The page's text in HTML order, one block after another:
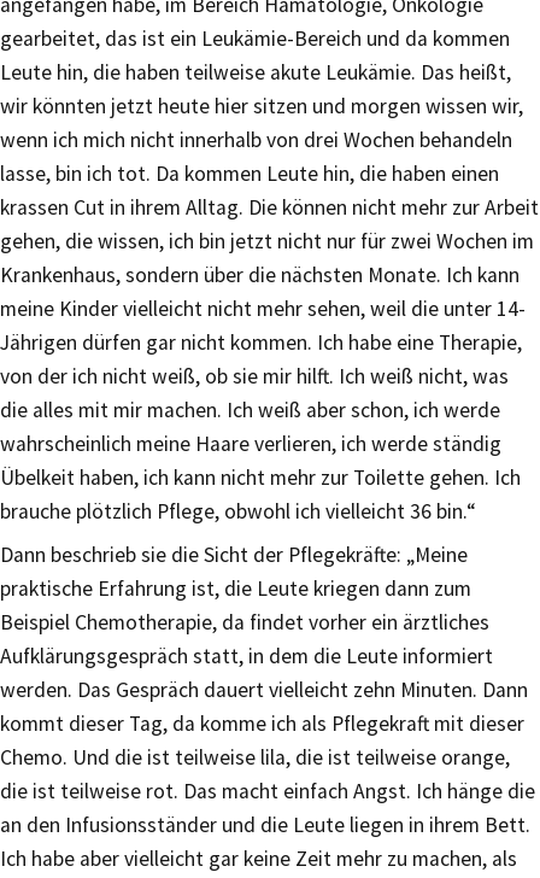
angefangen habe, im Bereich Hämatologie, Onkologie
gearbeitet, das ist ein Leukämie-Bereich und da kommen
Leute hin, die haben teilweise akute Leukämie. Das heißt,
wir könnten jetzt heute hier sitzen und morgen wissen wir,
wenn ich mich nicht innerhalb von drei Wochen behandeln
lasse, bin ich tot. Da kommen Leute hin, die haben einen
krassen Cut in ihrem Alltag. Die können nicht mehr zur Arbeit
gehen, die wissen, ich bin jetzt nicht nur für zwei Wochen im
Krankenhaus, sondern über die nächsten Monate. Ich kann
meine Kinder vielleicht nicht mehr sehen, weil die unter 14-
Jährigen dürfen gar nicht kommen. Ich habe eine Therapie,
von der ich nicht weiß, ob sie mir hilft. Ich weiß nicht, was
die alles mit mir machen. Ich weiß aber schon, ich werde
wahrscheinlich meine Haare verlieren, ich werde ständig
Übelkeit haben, ich kann nicht mehr zur Toilette gehen. Ich
brauche plötzlich Pflege, obwohl ich vielleicht 36 bin.“
Dann beschrieb sie die Sicht der Pflegekräfte: „Meine
praktische Erfahrung ist, die Leute kriegen dann zum
Beispiel Chemotherapie, da findet vorher ein ärztliches
Aufklärungsgespräch statt, in dem die Leute informiert
werden. Das Gespräch dauert vielleicht zehn Minuten. Dann
kommt dieser Tag, da komme ich als Pflegekraft mit dieser
Chemo. Und die ist teilweise lila, die ist teilweise orange,
die ist teilweise rot. Das macht einfach Angst. Ich hänge die
an den Infusionsständer und die Leute liegen in ihrem Bett.
Ich habe aber vielleicht gar keine Zeit mehr zu machen, als